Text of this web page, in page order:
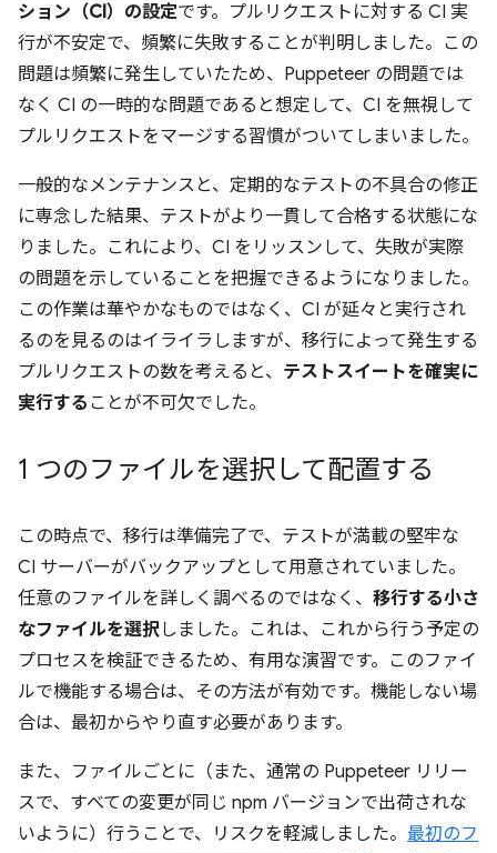
ション（CI）の設定です。プルリクエストに対する CI 実
行が不安定で、頻繁に失敗することが判明しました。この
問題は頻繁に発生していたため、Puppeteer の問題では
なく CI の一時的な問題であると想定して、CI を無視して
プルリクエストをマージする習慣がついてしまいました。
一般的なメンテナンスと、定期的なテストの不具合の修正
に専念した結果、テストがより一貫して合格する状態にな
りました。これにより、CI をリッスンして、失敗が実際
の問題を示していることを把握できるようになりました。
この作業は華やかなものではなく、CI が延々と実行され
るのを見るのはイライラしますが、移行によって発生する
プルリクエストの数を考えると、 テストスイートを確実に
実行する ことが不可欠でした。
1 つのファイルを選択して配置する
この時点で、移行は準備完了で、テストが満載の堅牢な
CI サーバーがバックアップとして用意されていました。
任意のファイルを詳しく調べるのではなく、 移行する小さ
なファイルを選択しました。これは、これから行う予定の
プロセスを検証できるため、有用な演習です。このファイ
ルで機能する場合は、その方法が有効です。機能しない場
合は、最初からやり直す必要があります。
また、ファイルごとに（また、通常の Puppeteer リリー
スで、すべての変更が同じ npm バージョンで出荷されな
いように）行うことで、リスクを軽減しました。 最初のフ